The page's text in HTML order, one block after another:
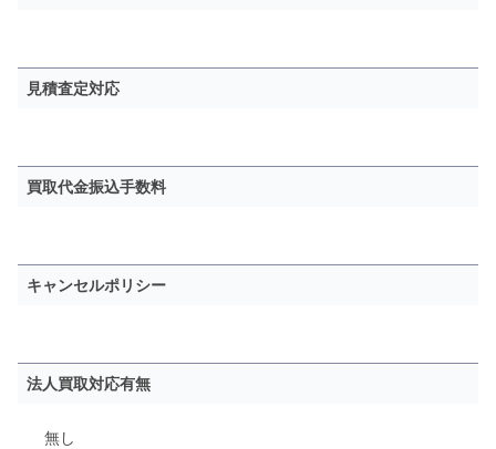
見積査定対応
買取代金振込手数料
キャンセルポリシー
法人買取対応有無
無し